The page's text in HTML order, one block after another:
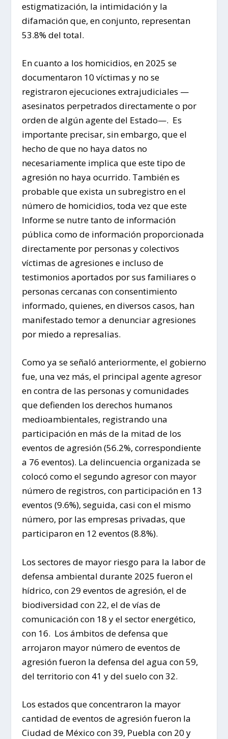
estigmatización, la intimidación y la
difamación que, en conjunto, representan
53.8% del total.
En cuanto a los homicidios, en 2025 se
documentaron 10 víctimas y no se
registraron ejecuciones extrajudiciales —
asesinatos perpetrados directamente o por
orden de algún agente del Estado—. Es
importante precisar, sin embargo, que el
hecho de que no haya datos no
necesariamente implica que este tipo de
agresión no haya ocurrido. También es
probable que exista un subregistro en el
número de homicidios, toda vez que este
Informe se nutre tanto de información
pública como de información proporcionada
directamente por personas y colectivos
víctimas de agresiones e incluso de
testimonios aportados por sus familiares o
personas cercanas con consentimiento
informado, quienes, en diversos casos, han
manifestado temor a denunciar agresiones
por miedo a represalias.
Como ya se señaló anteriormente, el gobierno
fue, una vez más, el principal agente agresor
en contra de las personas y comunidades
que defienden los derechos humanos
medioambientales, registrando una
participación en más de la mitad de los
eventos de agresión (56.2%, correspondiente
a 76 eventos). La delincuencia organizada se
colocó como el segundo agresor con mayor
número de registros, con participación en 13
eventos (9.6%), seguida, casi con el mismo
número, por las empresas privadas, que
participaron en 12 eventos (8.8%).
Los sectores de mayor riesgo para la labor de
defensa ambiental durante 2025 fueron el
hídrico, con 29 eventos de agresión, el de
biodiversidad con 22, el de vías de
comunicación con 18 y el sector energético,
con 16. Los ámbitos de defensa que
arrojaron mayor número de eventos de
agresión fueron la defensa del agua con 59,
del territorio con 41 y del suelo con 32.
Los estados que concentraron la mayor
cantidad de eventos de agresión fueron la
Ciudad de México con 39, Puebla con 20 y